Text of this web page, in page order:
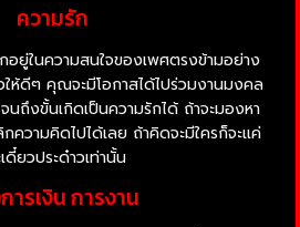
ความรัก
ยู่ในความสนใจของเพศตรงข้ามอย่าง
ห้ดีๆ คุณจะมีโอกาสได้ไปร่วมงานมงคล
นถึงขั้นเกิดเป็นความรักได้ ถ้าจะมองหา
ความคิดไปได้เลย ถ้าคิดจะมีใครก็จะแค่
ดี๋ยวประด๋าวเท่านั้น
ารเงิน การงาน